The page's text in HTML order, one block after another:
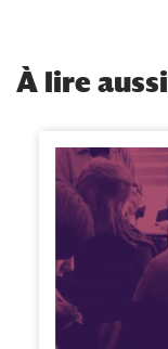
À lire aussi